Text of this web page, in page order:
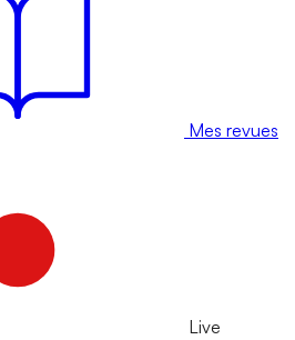
Mes revues
Live